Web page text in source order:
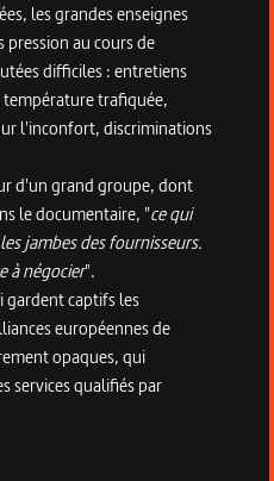
les grandes enseignes
au cours de
difficiles : entretiens
température trafiquée,
l'inconfort, discriminations
d'un grand groupe, dont
le documentaire, "ce qui
jambes des fournisseurs.
à négocier".
gardent captifs les
européennes de
opaques, qui
services qualifiés par